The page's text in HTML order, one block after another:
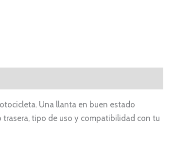
Una llanta en buen estado
tipo de uso y compatibilidad con tu